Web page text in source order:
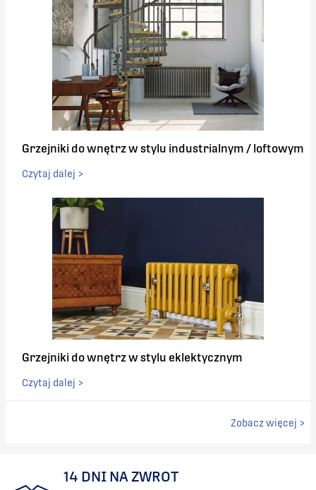
Grzejniki do wnętrz w stylu industrialnym / loftowym
Czytaj dalej >
Grzejniki do wnętrz w stylu eklektycznym
Czytaj dalej >
Zobacz więcej >
14 DNI NA ZWROT